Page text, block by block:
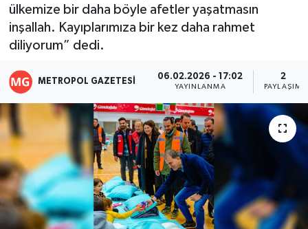
ülkemize bir daha böyle afetler yaşatmasın
inşallah. Kayıplarımıza bir kez daha rahmet
diliyorum” dedi.
METROPOL GAZETESI 06.02.2026 - 17:02
YAYINLANMA
2
PAYLAŞIM